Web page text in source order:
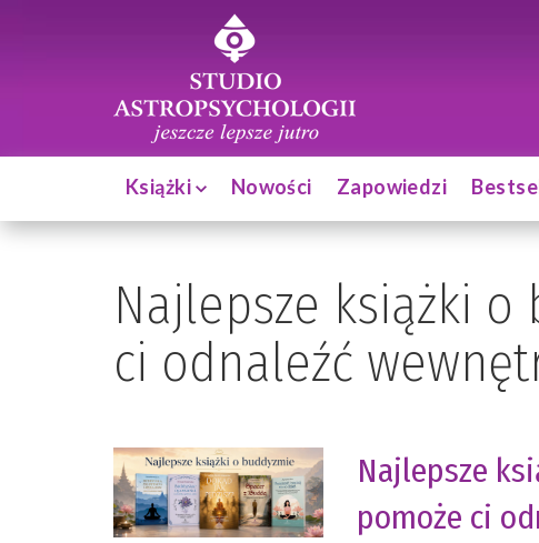
Książki Nowości Zapowiedzi
Najlepsze książki
ci odnaleźć
Najlepsze
pomoże ci